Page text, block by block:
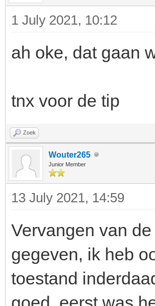
1 July 2021, 10:12
ah oke, dat gaan
tnx voor de tip
Zoek
Wouter265
Junior Member
13 July 2021, 14:59
Vervangen van
gegeven, ik heb
toestand